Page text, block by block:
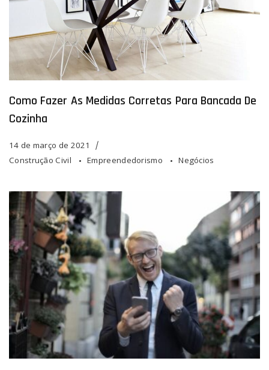
Como Fazer As Medidas Corretas Para Bancada De
Cozinha
14 de março de 2021
Construção Civil
Empreendedorismo Negócios